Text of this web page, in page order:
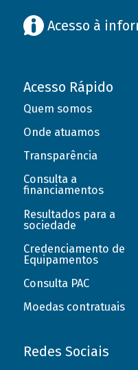
Acesso à
Acesso Rápido
Quem somos
Onde atuamos
Transparência
Consulta a
financiamentos
Resultados para a
sociedade
Credenciamento de
Equipamentos
Consulta PAC
Moedas contratuais
Redes Sociais